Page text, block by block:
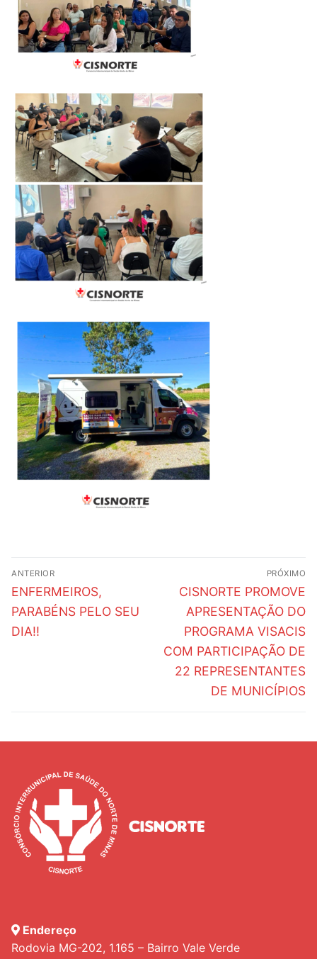
Navegação
de
Post
ANTERIOR
Post
anterior:
ENFERMEIROS,
PARABÉNS PELO SEU
DIA!!
PRÓXIMO
Próximo
post:
CISNORTE PROMOVE
APRESENTAÇÃO DO
PROGRAMA VISACIS
COM PARTICIPAÇÃO DE
22 REPRESENTANTES
DE MUNICÍPIOS
Endereço
Rodovia MG-202, 1.165 – Bairro Vale Verde